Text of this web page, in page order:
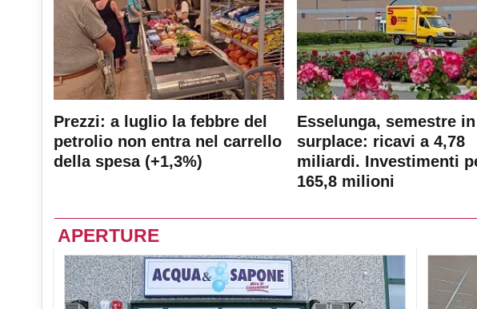
Prezzi: a luglio la febbre del
petrolio non entra nel carrello
della spesa (+1,3%)
Esselunga, semestre in
surplace: ricavi a 4,78
miliardi. Investimenti
165,8 milioni
APERTURE